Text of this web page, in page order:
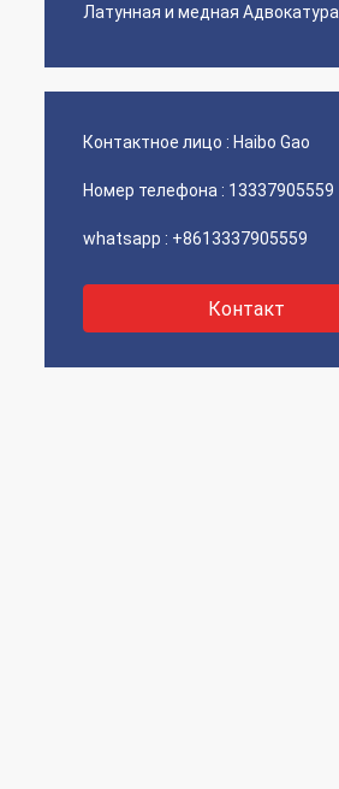
Латунная и медная Адвокатура
Контактное лицо : Haibo Gao
Номер телефона : 13337905559
whatsapp : +8613337905559
Контакт